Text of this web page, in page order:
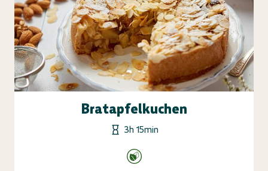
Bratapfelkuchen
3h 15min